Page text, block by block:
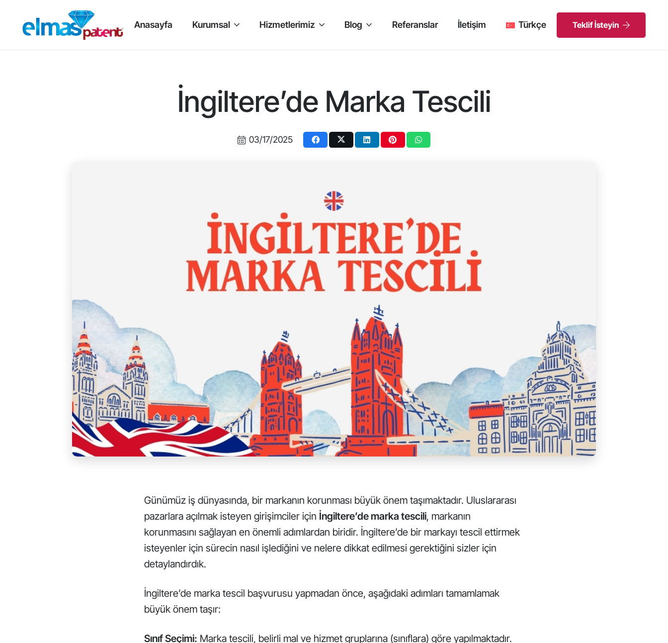
Anasayfa Kurumsal Hizmetlerimiz Blog Referanslar İletişim Türkçe Teklif İsteyin
İngiltere’de Marka Tescili
03/17/2025
Günümüz iş dünyasında, bir markanın korunması büyük önem taşımaktadır. Uluslararası
pazarlara açılmak isteyen girişimciler için İngiltere’de marka tescili, markanın
korunmasını sağlayan en önemli adımlardan biridir. İngiltere’de bir markayı tescil ettirmek
isteyenler için sürecin nasıl işlediğini ve nelere dikkat edilmesi gerektiğini sizler için
detaylandırdık.
İngiltere’de marka tescil başvurusu yapmadan önce, aşağıdaki adımları tamamlamak
büyük önem taşır:
Sınıf Seçimi: Marka tescili, belirli mal ve hizmet gruplarına (sınıflara) göre yapılmaktadır.